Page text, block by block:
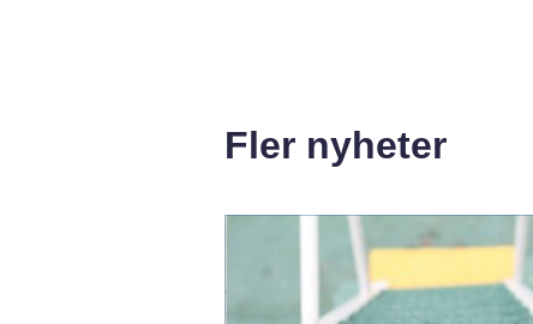
Fler nyheter